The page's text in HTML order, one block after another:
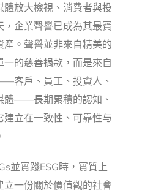
放大檢視、消費者與投
企業聲譽已成為其最寶
產。聲譽並非來自精美的
的慈善捐款，而是來自
客戶、員工、投資人、
體——長期累積的認知、
立在一致性、可靠性与
並實踐ESG時，實質上
一份關於價值觀的社會